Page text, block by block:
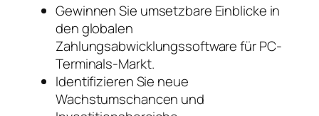
Gewinnen Sie umsetzbare Einblicke in
den globalen
Zahlungsabwicklungssoftware für PC-
Terminals-Markt.
Identifizieren Sie neue
Wachstumschancen und